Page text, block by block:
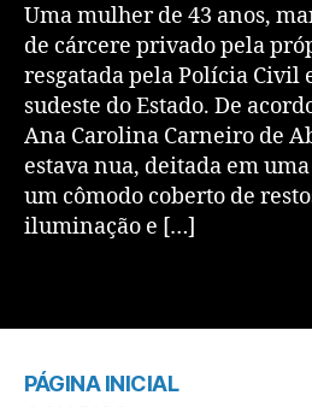
Uma mulher de 43 anos,
de cárcere privado pela
resgatada pela Polícia Civil
sudeste do Estado. De
Ana Carolina Carneiro de
estava nua, deitada em
um cômodo coberto de
iluminação e […]
PÁGINA INICIAL